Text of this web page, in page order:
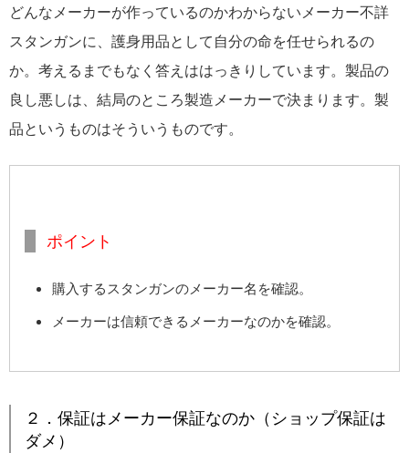
どんなメーカーが作っているのかわからないメーカー不詳
スタンガンに、護身用品として自分の命を任せられるの
か。考えるまでもなく答えははっきりしています。製品の
良し悪しは、結局のところ製造メーカーで決まります。製
品というものはそういうものです。
ポイント
購入するスタンガンのメーカー名を確認。
メーカーは信頼できるメーカーなのかを確認。
２．保証はメーカー保証なのか（ショップ保証は
ダメ）